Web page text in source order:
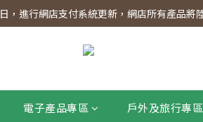
三全單95折!!!（優惠期至2026年12月31日
，進行網店支付系統更新，網店所有產品
電子產品專區 戶外及旅行專區